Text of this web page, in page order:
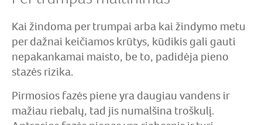
Kai žindoma per trumpai arba kai žindymo metu
per dažnai keičiamos krūtys, kūdikis gali gauti
nepakankamai maisto, be to, padidėja pieno
stazės rizika.
Pirmosios fazės piene yra daugiau vandens ir
mažiau riebalų, tad jis numalšina troškulį.